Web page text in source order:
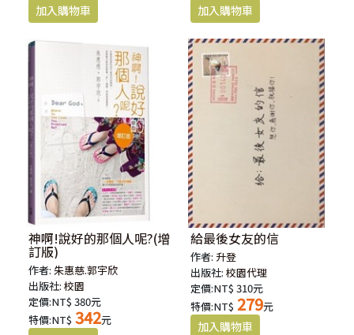
神啊!說好的那個人呢?(增
訂版)
作者:朱惠慈.郭宇欣
出版社:校園
定價:NT$ 380元
特價:NT$ 342元
給最後女友的信
作者: 升登
出版社:校園代理
定價:NT$ 310元
特價:NT$ 279元